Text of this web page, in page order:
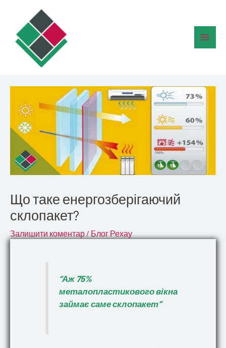
вмісту
Що таке енергозберігаючий
склопакет?
Залишити коментар/Блог Рехау
“Аж 75%
металопластикового вікна
займає саме склопакет”